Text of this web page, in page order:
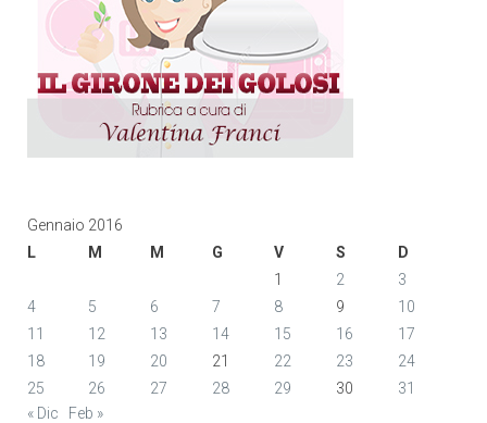
Gennaio 2016
L
M M G V S
D
1
2
3
4
5 6 7 8 9
10
11
12 13 14 15 16
17
18
19 20 21 22 23
24
25
26 27 28 29 30
31
« Dic
Feb »